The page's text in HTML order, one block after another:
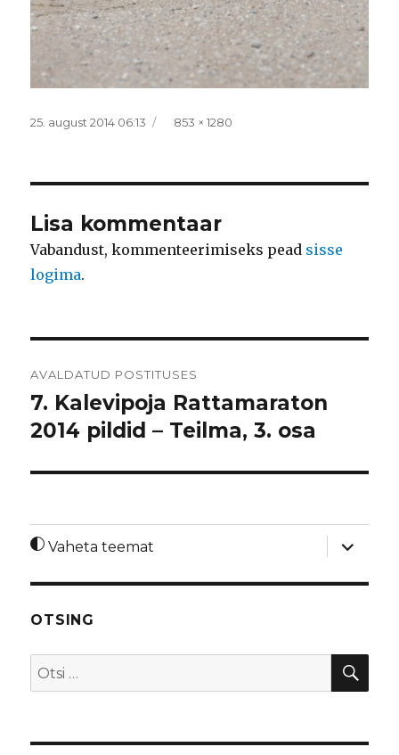
Postitatud
25. august 2014 06:13 Täissuurus
853 × 1280
Lisa kommentaar
Vabandust, kommenteerimiseks pead sisse
logima.
AVALDATUD POSTITUSES
7. Kalevipoja Rattamaraton
2014 pildid – Teilma, 3. osa
Vaheta teemat
laienda
OTSING
Otsi: